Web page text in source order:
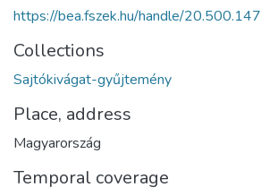
https://bea.fszek.hu/handle/
Collections
Sajtókivágat-gyűjtemény
Place, address
Magyarország
Temporal coverage